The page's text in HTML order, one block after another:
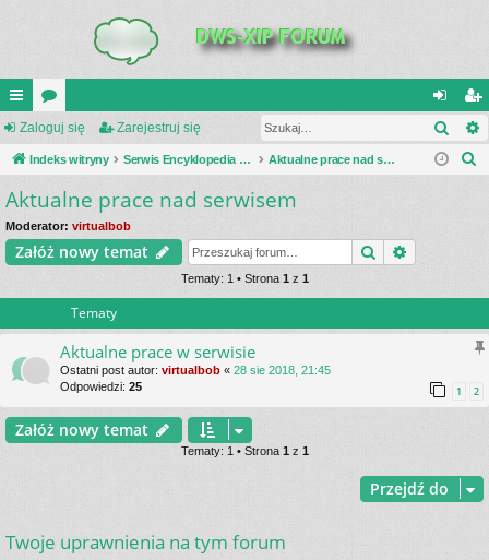
UI
C
K
_L
IN
or
a
al
og
ar
ej
Zaloguj się Zarejestruj się
Indeks witryny Serwis Encyklopedia Uzbrojenia Aktualne prace nad serwisem
Aktualne prace nad serwisem
Moderator: virtualbob
Załóż nowy temat Szukaj
Tematy: 1 • Strona 1 z 1
Tematy
Aktualne prace w serwisie
Ostatni post autor: virtualbob « 28 sie 2018, 21:45
Odpowiedzi: 25 1 2
Załóż nowy temat
Tematy: 1 • Strona 1z 1
Przejdź do
Twoje uprawnienia na tym forum